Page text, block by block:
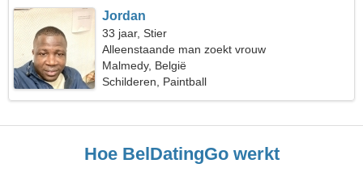
Jordan
33 jaar, Stier
Alleenstaande man zoekt vrouw
Malmedy, België
Schilderen, Paintball
Hoe BelDatingGo werkt